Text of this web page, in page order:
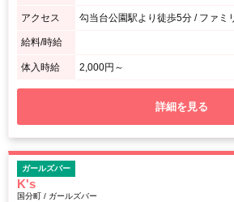
アクセス
給料/時給
体入時給 2,000円～
詳細を見る
ガールズバー
K's
国分町 / ガールズバー